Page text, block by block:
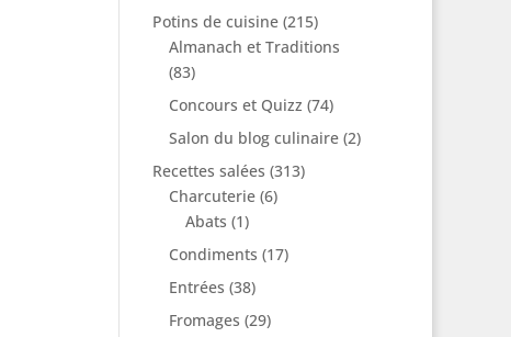
Potins de cuisine(215)
Almanach et Traditions
(83)
Concours et Quizz (74)
Salon du blog culinaire(2)
Recettes salées (313)
Charcuterie(6)
Abats (1)
Condiments (17)
Entrées (38)
Fromages (29)